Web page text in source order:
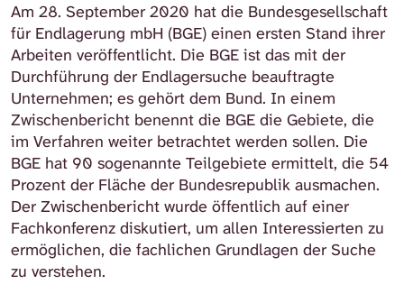
Am 28. September 2020 hat die Bundesgesellschaft
für Endlagerung mbH (BGE) einen ersten Stand ihrer
Arbeiten veröffentlicht. Die BGE ist das mit der
Durchführung der Endlagersuche beauftragte
Unternehmen; es gehört dem Bund. In einem
Zwischenbericht benennt die BGE die Gebiete, die
im Verfahren weiter betrachtet werden sollen. Die
BGE hat 90 sogenannte Teilgebiete ermittelt, die 54
Prozent der Fläche der Bundesrepublik ausmachen.
Der Zwischenbericht wurde öffentlich auf einer
Fachkonferenz diskutiert, um allen Interessierten zu
ermöglichen, die fachlichen Grundlagen der Suche
zu verstehen.